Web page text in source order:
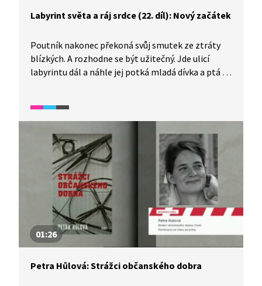
Labyrint světa a ráj srdce (22. díl): Nový začátek
Poutník nakonec překoná svůj smutek ze ztráty
blízkých. A rozhodne se být užitečný. Jde ulicí
labyrintu dál a náhle jej potká mladá dívka a ptá se
01:26
Petra Hůlová: Strážci občanského dobra